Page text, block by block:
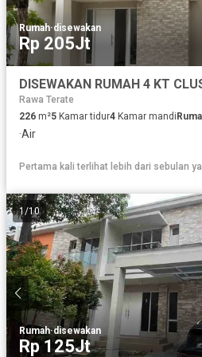
Rumah·disewakan
Rp 205Jt
Rawa Terate
226 m²5 Kamar tidur4 Kamar mandi
·Air
Pertama kali terlihat lebih dari sebulan
1/10
Rumah·disewakan
Rp 125Jt